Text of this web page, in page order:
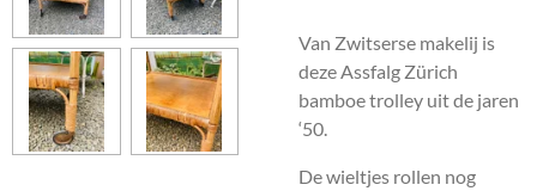
Van Zwitserse makelij is
deze Assfalg Zürich
bamboe trolley uit de jaren
‘50.
De wieltjes rollen nog